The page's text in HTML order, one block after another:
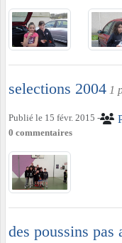
selections 2004 1
Publié le 15 févr. 2015 -
0 commentaires
des poussins pas